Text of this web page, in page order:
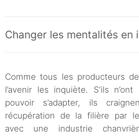
Changer les mentalités en
Comme tous les producteurs
l’avenir les inquiète. S’ils
pouvoir s’adapter, ils
récupération de la filière par
avec une industrie